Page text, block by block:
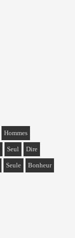
Hommes
Seul Dire
Seule Bonheur